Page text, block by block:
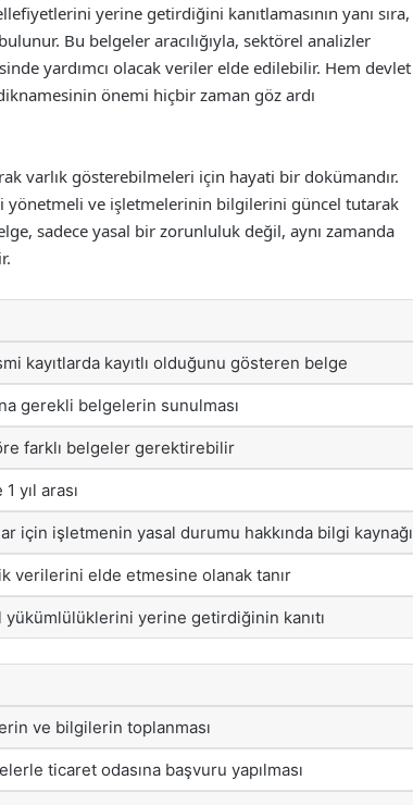
yerine getirdiğini kanıtlamasının yanı sıra,
Bu belgeler aracılığıyla, sektörel analizler
yardımcı olacak veriler elde edilebilir. Hem devlet
önemi hiçbir zaman göz ardı
varlık gösterebilmeleri için hayati bir dokümandır.
yönetmeli ve işletmelerinin bilgilerini güncel tutarak
sadece yasal bir zorunluluk değil, aynı zamanda
kayıtlarda kayıtlı olduğunu gösteren belge
gerekli belgelerin sunulması
farklı belgeler gerektirebilir
yıl arası
için işletmenin yasal durumu hakkında bilgi kaynağı
verilerini elde etmesine olanak tanır
yerine getirdiğinin kanıtı
ve bilgilerin toplanması
ticaret odasına başvuru yapılması